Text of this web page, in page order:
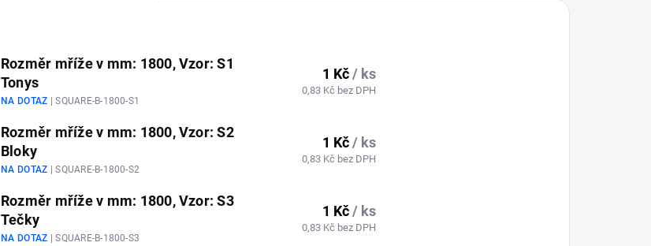
Rozměr mříže v mm: 1800, Vzor: S1
Tonys
NA DOTAZ | SQUARE-B-1800-S1
1 Kč/ ks
0,83 Kč bez DPH
Rozměr mříže v mm: 1800, Vzor: S2
Bloky
NA DOTAZ | SQUARE-B-1800-S2
1 Kč/ ks
0,83 Kč bez DPH
Rozměr mříže v mm: 1800, Vzor: S3
Tečky
NA DOTAZ | SQUARE-B-1800-S3
1 Kč/ ks
0,83 Kč bez DPH